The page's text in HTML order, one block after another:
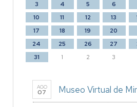
3
4 5 6
10
11 12 13
17
18 19 20
24
25 26 27
31
1 2 3
AGO
07 Museo Virtual de